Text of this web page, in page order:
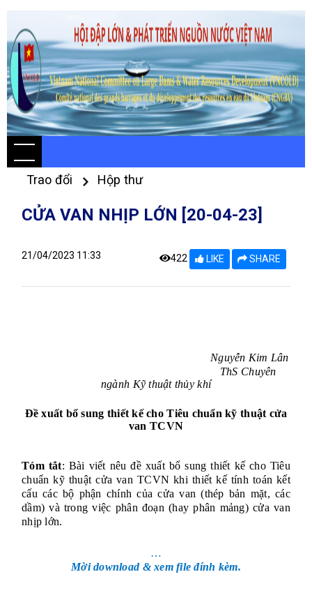
Trao đổi Hộp thư
CỬA VAN NHỊP LỚN [20-04-23]
21/04/2023 11:33 422 LIKE SHARE
Nguyễn Kim Lân
ThS Chuyên
ngành Kỹ thuật thủy khí
Đề xuất bổ sung thiết kế cho Tiêu chuẩn kỹ thuật cửa
van TCVN
Tóm tắt: Bài viết nêu đề xuất bổ sung thiết kế cho Tiêu
chuẩn kỹ thuật cửa van TCVN khi thiết kế tính toán kết
cấu các bộ phận chính của cửa van (thép bản mặt, các
dầm) và trong việc phân đoạn (hay phân mảng) cửa van
nhịp lớn.
…
Mời download & xem file đính kèm.